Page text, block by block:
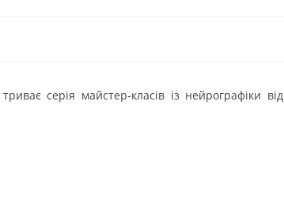
серія майстер-класів із нейрографіки від